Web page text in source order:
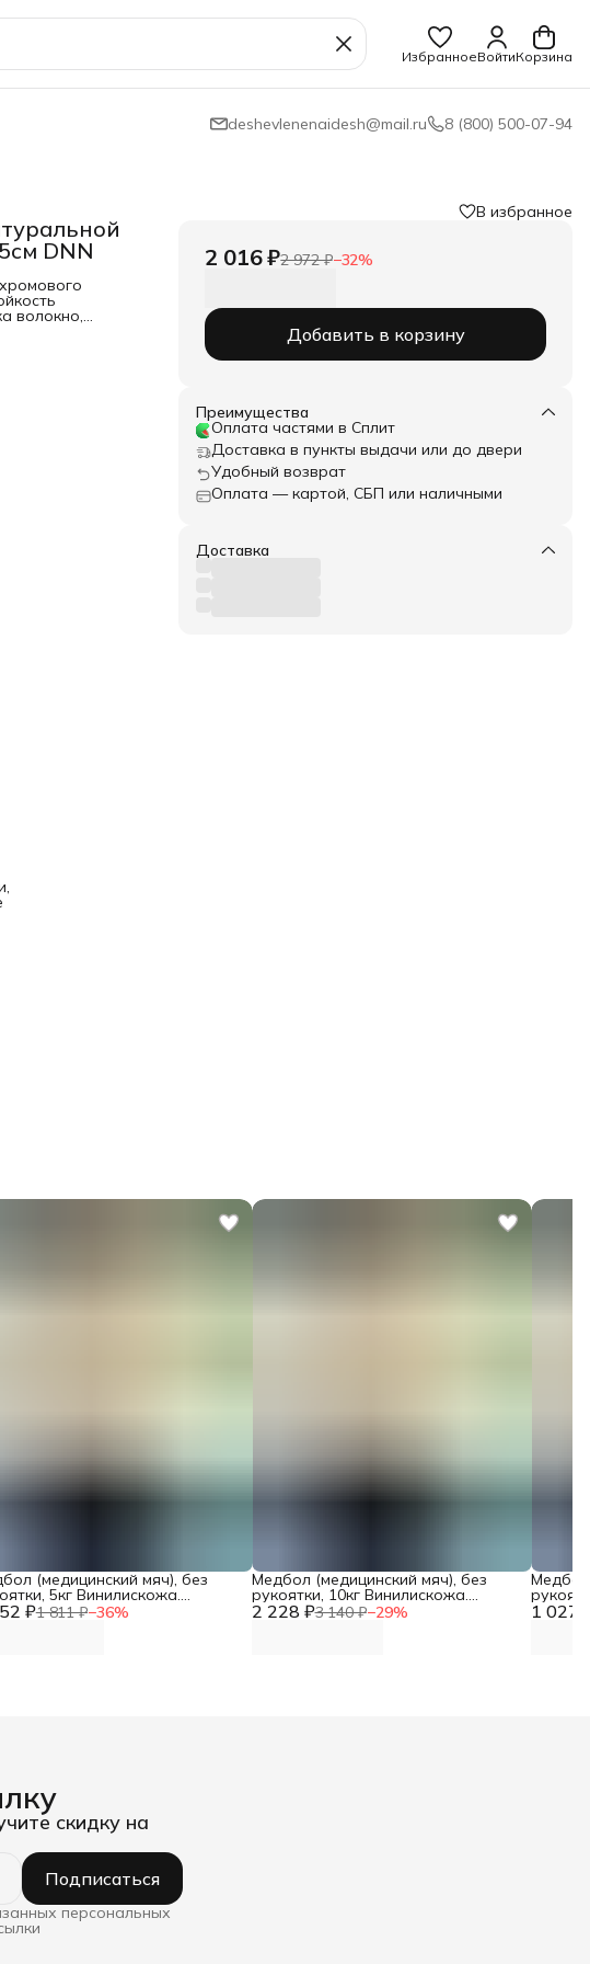
ИзбранноеВойтиКорзина
deshevlenenaidesh@mail.ru 8 (800) 500-07-94
DNN
волокно,
или
которого
а
а более
является
программах
В избранное
2 016 ₽2 972 ₽−32%
Добавить в корзину
Преимущества
Оплата частями в Сплит
Доставка в пункты выдачи или до двери
Удобный возврат
Оплата — картой, СБП или наличными
Доставка
₽1 811 ₽−36%
(медицинский мяч), без
5кг Винилискожа.
23см DNN 2 228 ₽3 140 ₽−29%
Медбол (медицинский мяч), без
рукоятки, 10кг Винилискожа.
Диаметр 30см DNN 1 027
Медбол
скидку на
Подписаться
персональных